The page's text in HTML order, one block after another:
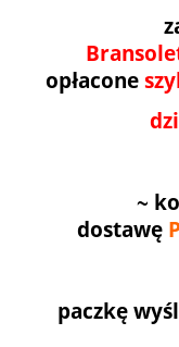
opłacone
~
dostawę
paczkę